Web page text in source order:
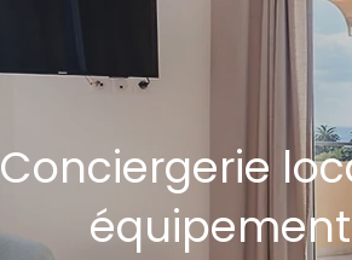
Conciergerie